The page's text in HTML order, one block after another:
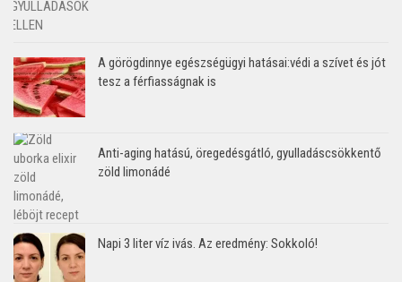
A görögdinnye egészségügyi hatásai:védi a szívet és jót
tesz a férfiasságnak is
Anti-aging hatású, öregedésgátló, gyulladáscsökkentő
zöld limonádé
Napi 3 liter víz ivás. Az eredmény: Sokkoló!